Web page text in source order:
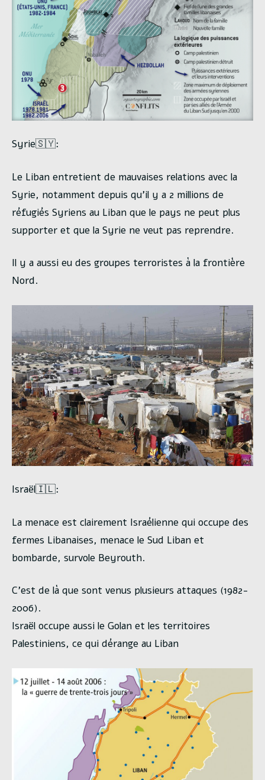
Syrie🇸🇾:
Le Liban entretient de mauvaises relations avec la
Syrie, notamment depuis qu’il y a 2 millions de
réfugiés Syriens au Liban que le pays ne peut plus
supporter et que la Syrie ne veut pas reprendre.
Il y a aussi eu des groupes terroristes à la frontière
Nord.
Israël🇮🇱:
La menace est clairement Israélienne qui occupe des
fermes Libanaises, menace le Sud Liban et
bombarde, survole Beyrouth.
C’est de là que sont venus plusieurs attaques (1982-
2006).
Israël occupe aussi le Golan et les territoires
Palestiniens, ce qui dérange au Liban